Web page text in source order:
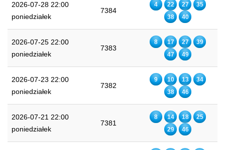
2026-07-28 22:00
poniedziałek
7384
4 22 27
35
38
40
2026-07-25 22:00
poniedziałek
7383
8 17 27
39
47
49
2026-07-23 22:00
poniedziałek
7382
9 10 13
34
38
46
2026-07-21 22:00
poniedziałek
7381
8 14 18
25
29
46